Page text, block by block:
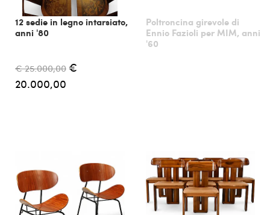
12 sedie in legno intarsiato,
anni '80
€ 25.000,00 €
20.000,00
Poltroncina girevole di
Ennio Fazioli per MIM, anni
'60